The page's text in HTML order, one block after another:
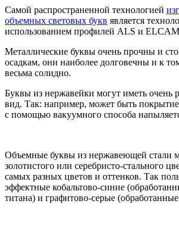
Самой распространенной технологией
объемных световых букв является
использованием профилей ALS и
Металлические буквы очень прочны и
осадкам, они наиболее долговечны и к
весьма солидно.
Буквы из нержавейки могут иметь очень
вид. Так: например, может быть покрытие
с помощью вакуумного способа
Объемные буквы из нержавеющей стали
золотистого или серебристо-стального
самых разных цветов и оттенков. Так
эффектные кобальтово-синие
титана) и графитово-серые